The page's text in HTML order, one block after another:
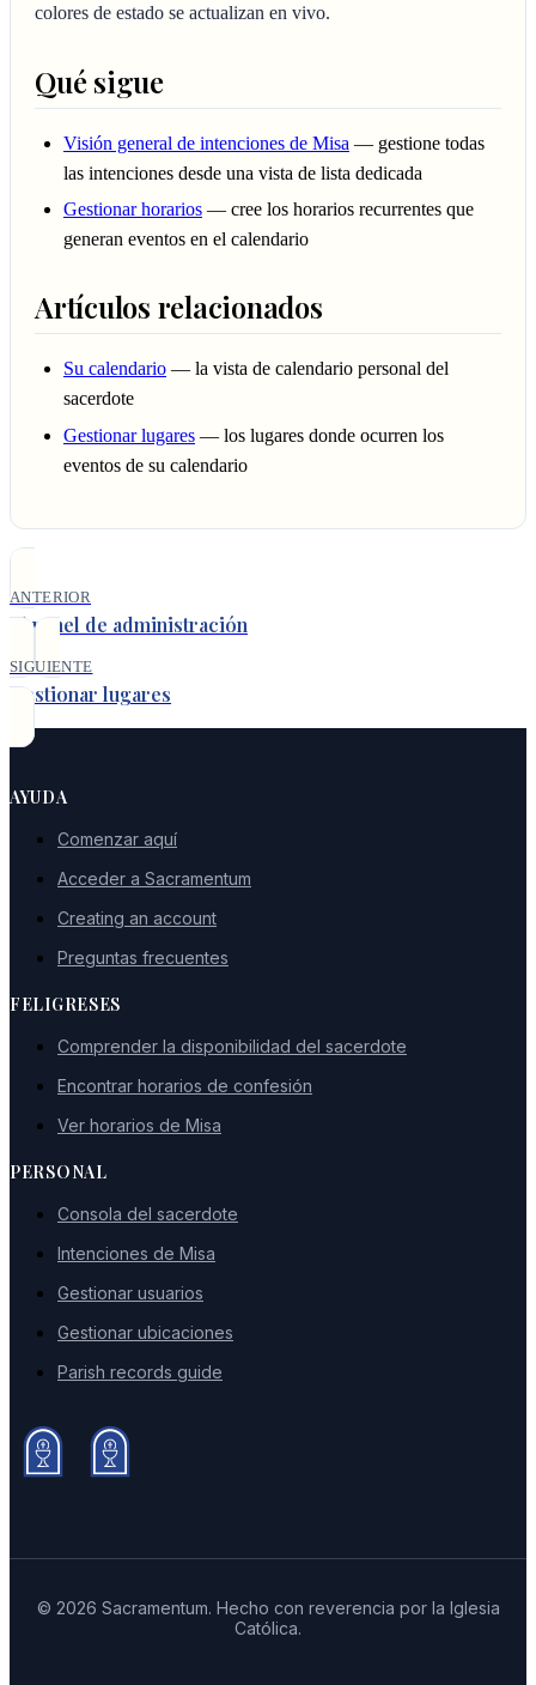
colores de estado se actualizan en vivo.
Qué sigue
Visión general de intenciones de Misa — gestione todas
las intenciones desde una vista de lista dedicada
Gestionar horarios — cree los horarios recurrentes que
generan eventos en el calendario
Artículos relacionados
Su calendario — la vista de calendario personal del
sacerdote
Gestionar lugares — los lugares donde ocurren los
eventos de su calendario
ANTERIOR
El panel de administración
SIGUIENTE
Gestionar lugares
AYUDA
Comenzar aquí
Acceder a Sacramentum
Creating an account
Preguntas frecuentes
FELIGRESES
Comprender la disponibilidad del sacerdote
Encontrar horarios de confesión
Ver horarios de Misa
PERSONAL
Consola del sacerdote
Intenciones de Misa
Gestionar usuarios
Gestionar ubicaciones
Parish records guide
© 2026 Sacramentum. Hecho con reverencia por la Iglesia
Católica.